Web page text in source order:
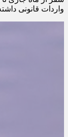
واردات قانونی